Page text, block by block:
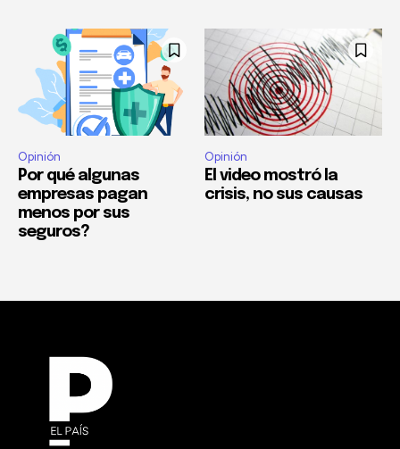
Opinión
Por qué algunas
empresas pagan
menos por sus
seguros?
Opinión
El video mostró la
crisis, no sus causas